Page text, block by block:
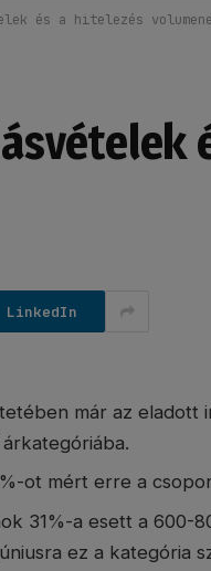
és a hitelezés
LinkedIn
már az eladott
árkategóriába.
ot mért erre a
31%-a esett a 600-
ez a kategória